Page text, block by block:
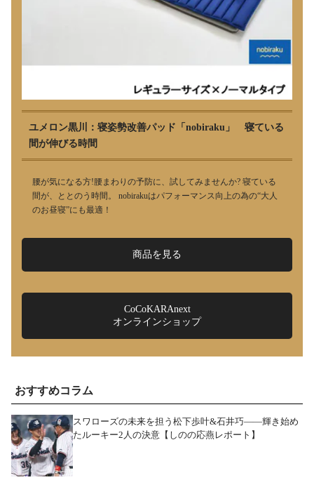
ユメロン黒川：寝姿勢改善パッド「nobiraku」 寝ている
間が伸びる時間
腰が気になる方!腰まわりの予防に、試してみませんか? 寝ている
間が、ととのう時間。 nobirakuはパフォーマンス向上の為の“大人
のお昼寝”にも最適！
商品を見る
CoCoKARAnext
オンラインショップ
おすすめコラム
スワローズの未来を担う松下歩叶&石井巧――輝き始め
たルーキー2人の決意【しのの応燕レポート】